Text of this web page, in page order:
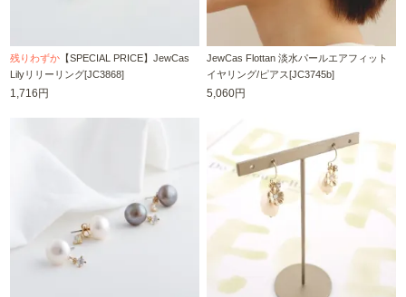
残りわずか 【SPECIAL PRICE】JewCas
Lilyリリーリング[JC3868]
1,716円
JewCas Flottan 淡水パールエアフィット
イヤリング/ピアス[JC3745b]
5,060円